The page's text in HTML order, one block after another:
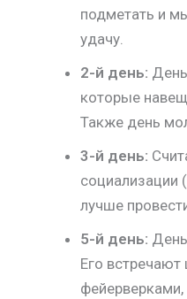
подметать и
удачу.
2-й день:
которые
Также день
3-й день:
социализации
лучше
5-й день:
Его
фейерверками,